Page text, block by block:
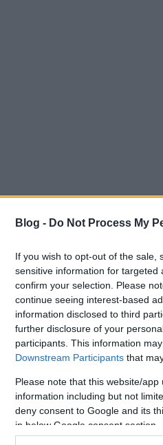
Blog - Do Not Process My
If you wish to opt-out of the sale,
sensitive information for targeted
confirm your selection. Please
continue seeing interest-based
information disclosed to third
further disclosure of your
participants. This information
Downstream Participants that
Please note that this website/
information including but not
deny consent to Google and its
in below Google consent section.